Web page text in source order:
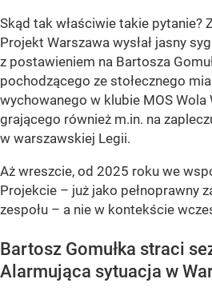
Skąd tak właściwie takie pytanie?
Projekt Warszawa wysłał jasny
z postawieniem na Bartosza
pochodzącego ze stołecznego
wychowanego w klubie MOS Wola
grającego również m.in. na
w warszawskiej Legii.
Aż wreszcie, od 2025 roku we
Projekcie – już jako pełnoprawny
zespołu – a nie w kontekście
Bartosz Gomułka straci
Alarmująca sytuacja w